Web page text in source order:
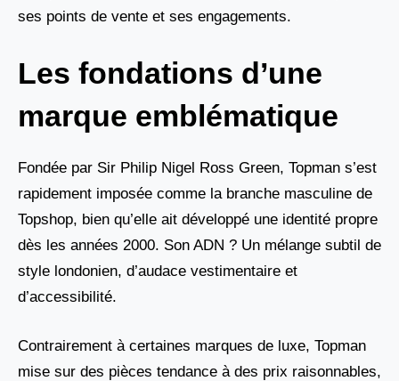
ses points de vente et ses engagements.
Les fondations d’une
marque emblématique
Fondée par Sir Philip Nigel Ross Green, Topman s’est
rapidement imposée comme la branche masculine de
Topshop, bien qu’elle ait développé une identité propre
dès les années 2000. Son ADN ? Un mélange subtil de
style londonien, d’audace vestimentaire et
d’accessibilité.
Contrairement à certaines marques de luxe, Topman
mise sur des pièces tendance à des prix raisonnables,